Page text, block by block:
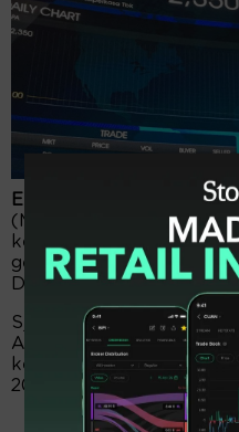
EmitenNews.com -
PT
(MAPA) melaporkan
kepemilikan saham
genggam oleh jajaran
Direksi perseroan.
Sjeniwati Gusman selaku
Adiperkasa Tbk. (MAPA)
kepemilikan sahamnya
2024.